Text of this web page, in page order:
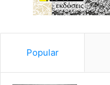
Popular